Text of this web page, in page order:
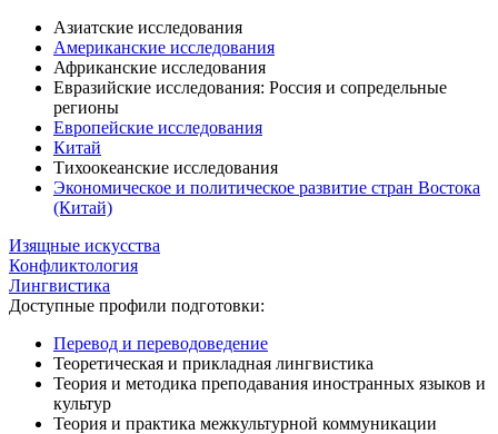
Азиатские исследования
Американские исследования
Африканские исследования
Евразийские исследования: Россия и сопредельные
регионы
Европейские исследования
Китай
Тихоокеанские исследования
Экономическое и политическое развитие стран Востока
(Китай)
Изящные искусства
Конфликтология
Лингвистика
Доступные профили подготовки:
Перевод и переводоведение
Теоретическая и прикладная лингвистика
Теория и методика преподавания иностранных языков и
культур
Теория и практика межкультурной коммуникации